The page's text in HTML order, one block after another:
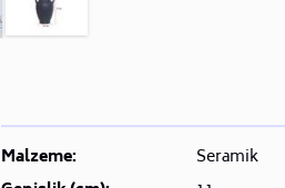
Malzeme:
Seramik